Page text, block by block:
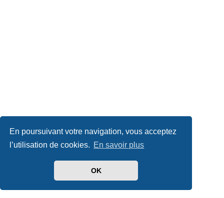
En poursuivant votre navigation, vous acceptez
l’utilisation de cookies. En savoir plus
OK